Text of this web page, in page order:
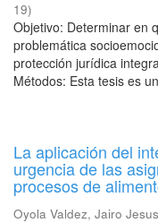
19)
Objetivo: Determinar en
problemática
protección jurídica
Métodos: Esta tesis es
La aplicación del
urgencia de las
procesos de
Oyola Valdez, Jairo Jesus